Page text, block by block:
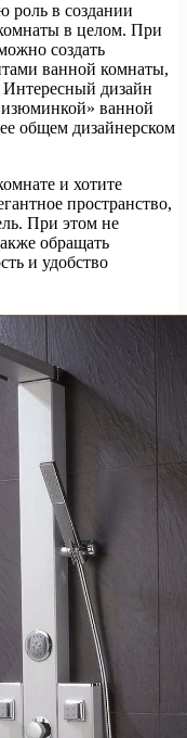
роль в создании
в целом. При
создать
ванной комнаты,
Интересный дизайн
ванной
общем дизайнерском
и хотите
пространство,
При этом не
обращать
и удобство